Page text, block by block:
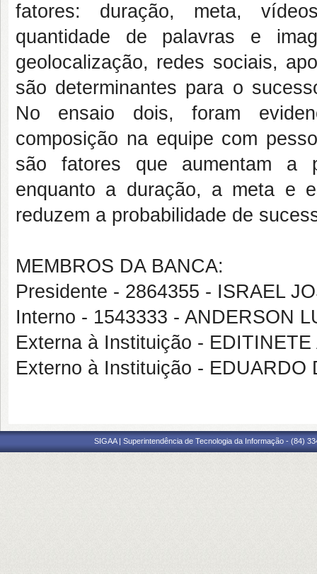
fatores: duração, meta,
quantidade de palavras e
geolocalização, redes sociais,
são determinantes para o
No ensaio dois, foram
composição na equipe com
são fatores que aumentam a
enquanto a duração, a meta e
reduzem a probabilidade de
MEMBROS DA BANCA:
Presidente - 2864355 - ISRAEL
Interno - 1543333 - ANDERSON
Externa à Instituição -
Externo à Instituição -
SIGAA | Superintendência de Tecnologia da Informação - (84)